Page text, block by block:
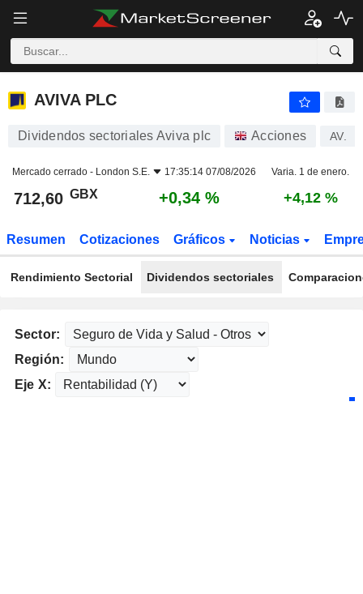
AVIVA PLC
AVIVA PLC
Dividendos sectoriales Aviva plc Acciones AV.
Mercado cerrado - London S.E. 17:35:14 07/08/2026 Varia. 1 de enero.
712,60 GBX +0,34 % +4,12 %
Resumen Cotizaciones Gráficos Noticias
Rendimiento Sectorial Dividendos sectoriales
Sector:
Región:
Eje X: